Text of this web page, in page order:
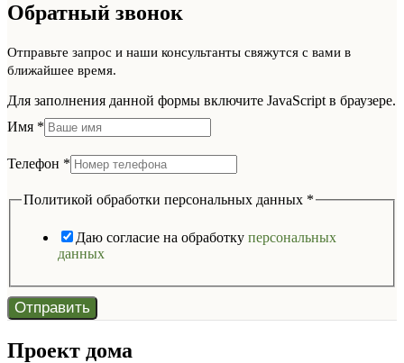
Обратный звонок
Отправьте запрос и наши консультанты свяжутся с вами в
ближайшее время.
Для заполнения данной формы включите JavaScript в браузере.
Имя *
Телефон *
Политикой обработки персональных данных *
Даю согласие на обработку персональных
данных
Отправить
Проект дома